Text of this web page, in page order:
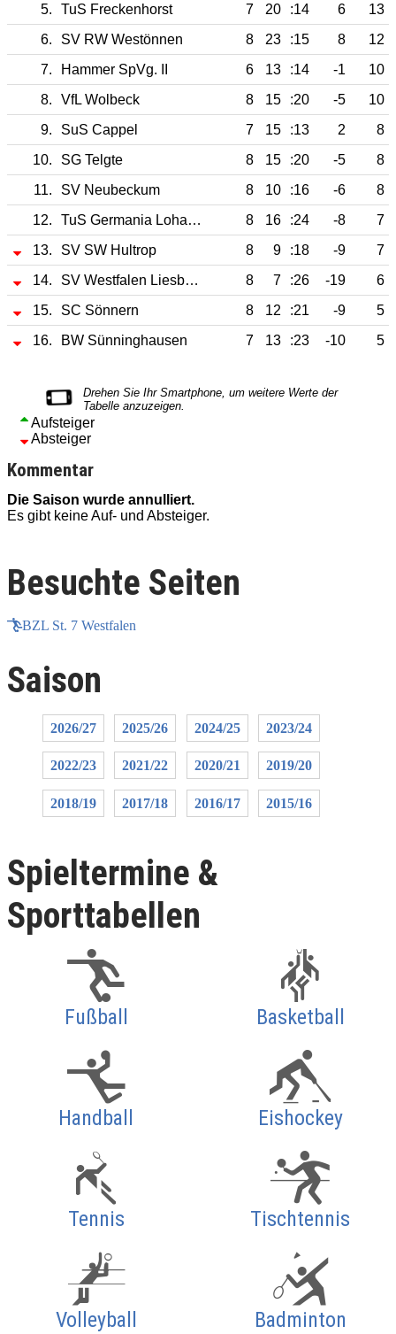
5.
TuS Freckenhorst 7 20 :14 6
13
6.
SV RW Westönnen 8 23 :15 8
12
7.
Hammer SpVg. II 6 13 :14 -1
10
8.
VfL Wolbeck 8 15 :20 -5
10
9.
SuS Cappel 7 15 :13 2
8
10.
SG Telgte 8 15 :20 -5
8
11.
SV Neubeckum 8 10 :16 -6
8
12.
TuS Germania Lohauserholz 8 16 :24 -8
7
13.
SV SW Hultrop 8 9 :18 -9
7
14.
SV Westfalen Liesborn 8 7 :26 -19
6
15.
SC Sönnern 8 12 :21 -9
5
16.
BW Sünninghausen 7 13 :23 -10 5
Aufsteiger
Absteiger
Kommentar
Die Saison wurde annulliert.
Es gibt keine Auf- und Absteiger.
Besuchte Seiten
BZL St. 7 Westfalen
Saison
2026/27 2025/26 2024/25 2023/24
2022/23 2021/22 2020/21 2019/20
2018/19 2017/18 2016/17 2015/16
Spieltermine &
Sporttabellen
Fußball Basketball
Handball Eishockey
Tennis Tischtennis
Volleyball Badminton